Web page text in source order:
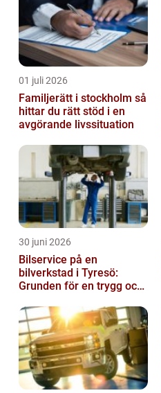
01 juli 2026
Familjerätt i stockholm så
hittar du rätt stöd i en
avgörande livssituation
30 juni 2026
Bilservice på en
bilverkstad i Tyresö:
Grunden för en trygg och